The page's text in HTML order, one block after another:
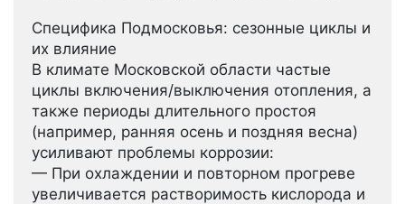
Специфика Подмосковья: сезонные циклы и
их влияние
В климате Московской области частые
циклы включения/выключения отопления, а
также периоды длительного простоя
(например, ранняя осень и поздняя весна)
усиливают проблемы коррозии:
— При охлаждении и повторном прогреве
увеличивается растворимость кислорода и